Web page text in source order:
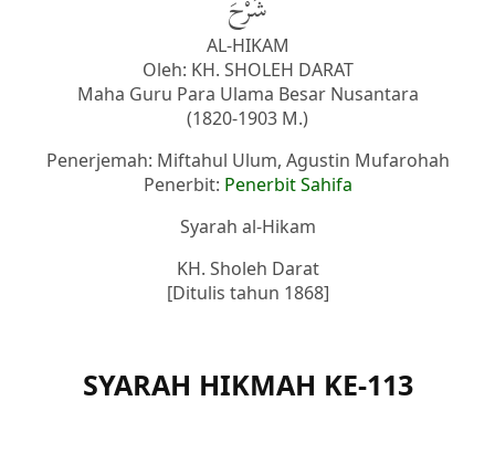
AL-HIKAM
Oleh: KH. SHOLEH DARAT
Maha Guru Para Ulama Besar Nusantara
(1820-1903 M.)
Penerjemah: Miftahul Ulum, Agustin Mufarohah
Penerbit: Penerbit Sahifa
Syarah al-Hikam
KH. Sholeh Darat
[Ditulis tahun 1868]
SYARAH HIKMAH KE-113